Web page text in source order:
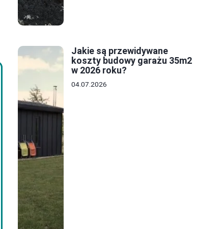
Jakie są przewidywane
koszty budowy garażu 35m2
w 2026 roku?
04.07.2026